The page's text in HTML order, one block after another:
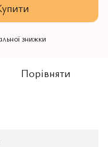
знижки
Порівняти